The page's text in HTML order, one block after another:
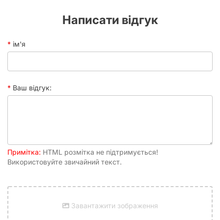
Написати відгук
ім'я
Ваш відгук:
Примітка: HTML розмітка не підтримується!
Використовуйте звичайний текст.
Завантажити зображення